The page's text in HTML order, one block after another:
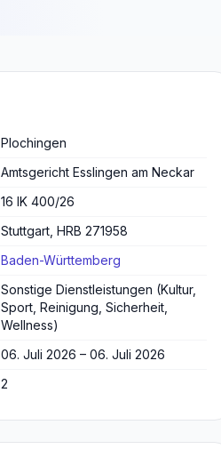
Plochingen
Amtsgericht Esslingen am Neckar
16 IK 400/26
Stuttgart, HRB 271958
Baden-Württemberg
Sonstige Dienstleistungen (Kultur,
Sport, Reinigung, Sicherheit,
Wellness)
06. Juli 2026 – 06. Juli 2026
2